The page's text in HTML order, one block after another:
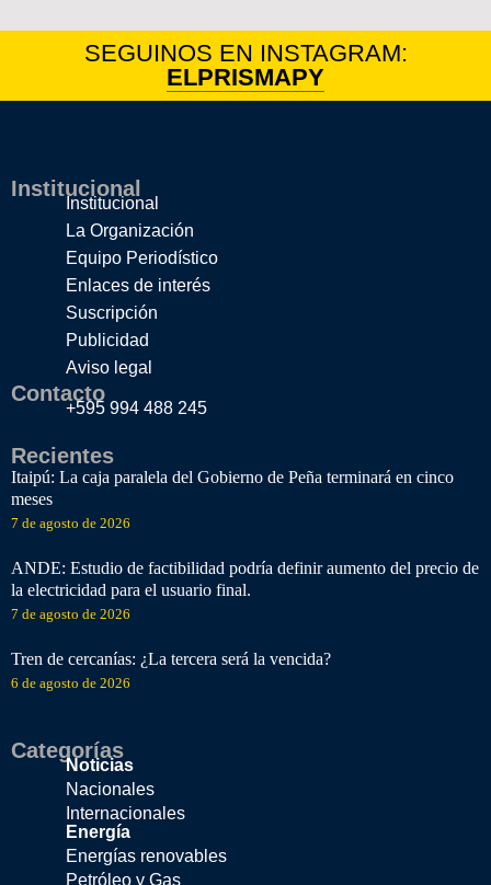
SEGUINOS EN INSTAGRAM:
ELPRISMAPY
Institucional
Institucional
La Organización
Equipo Periodístico
Enlaces de interés
Suscripción
Publicidad
Aviso legal
Contacto
+595 994 488 245
Recientes
Itaipú: La caja paralela del Gobierno de Peña terminará en cinco
meses
7 de agosto de 2026
ANDE: Estudio de factibilidad podría definir aumento del precio de
la electricidad para el usuario final.
7 de agosto de 2026
Tren de cercanías: ¿La tercera será la vencida?
6 de agosto de 2026
Categorías
Noticias
Nacionales
Internacionales
Energía
Energías renovables
Petróleo y Gas